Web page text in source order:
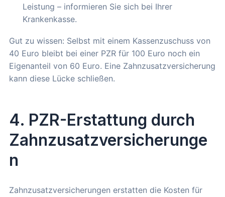
Leistung – informieren Sie sich bei Ihrer
Krankenkasse.
Gut zu wissen: Selbst mit einem Kassenzuschuss von
40 Euro bleibt bei einer PZR für 100 Euro noch ein
Eigenanteil von 60 Euro. Eine Zahnzusatzversicherung
kann diese Lücke schließen.
4. PZR-Erstattung durch
Zahnzusatzversicherunge
n
Zahnzusatzversicherungen erstatten die Kosten für